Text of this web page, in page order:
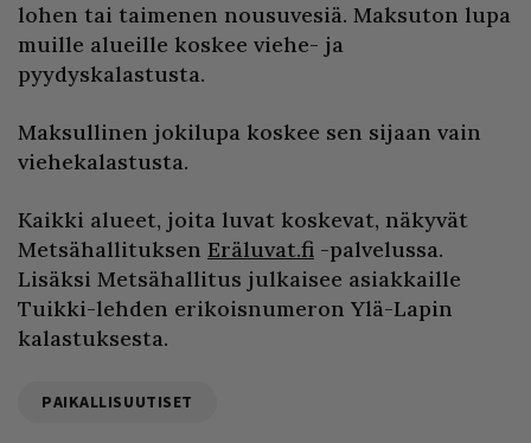
lohen tai taimenen nousuvesiä. Maksuton lupa
muille alueille koskee viehe- ja
pyydyskalastusta.
Maksullinen jokilupa koskee sen sijaan vain
viehekalastusta.
Kaikki alueet, joita luvat koskevat, näkyvät
Metsähallituksen Eräluvat.fi -palvelussa.
Lisäksi Metsähallitus julkaisee asiakkaille
Tuikki-lehden erikoisnumeron Ylä-Lapin
kalastuksesta.
PAIKALLISUUTISET